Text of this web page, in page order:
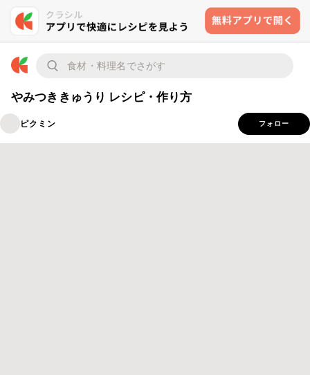
やみつききゅうり レシピ・作り方
ピクミン フォロー